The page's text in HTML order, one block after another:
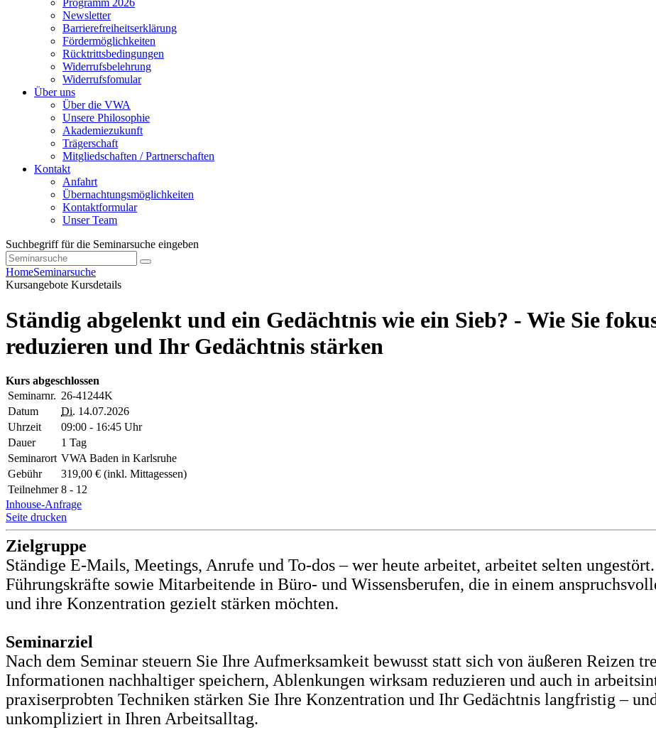
Programm 2026
Newsletter
Barrierefreiheitserklärung
Fördermöglichkeiten
Rücktrittsbedingungen
Widerrufsbelehrung
Widerrufsfomular
Über uns
Über die VWA
Unsere Philosophie
Akademiezukunft
Trägerschaft
Mitgliedschaften / Partnerschaften
Kontakt
Anfahrt
Übernachtungsmöglichkeiten
Kontaktformular
Unser Team
Suchbegriff für die Seminarsuche eingeben
HomeSeminarsuche
Kursangebote Kursdetails
Ständig abgelenkt und ein Gedächtnis wie ein Sieb? - Wie Sie
reduzieren und Ihr Gedächtnis stärken
Kurs abgeschlossen
Seminarnr. 26-41244K
Datum
Di. 14.07.2026
Uhrzeit
09:00 - 16:45 Uhr
Dauer
1 Tag
Seminarort VWA Baden in Karlsruhe
Gebühr
319,00 € (inkl. Mittagessen)
Teilnehmer 8 - 12
Inhouse-Anfrage
Seite drucken
Zielgruppe
Ständige E-Mails, Meetings, Anrufe und To-dos – wer heute arbeitet, arbeitet selten
Führungskräfte sowie Mitarbeitende in Büro- und Wissensberufen, die in einem
und ihre Konzentration gezielt stärken möchten.
Seminarziel
Nach dem Seminar steuern Sie Ihre Aufmerksamkeit bewusst statt sich von äußeren Reizen
Informationen nachhaltiger speichern, Ablenkungen wirksam reduzieren und auch in
praxiserprobten Techniken stärken Sie Ihre Konzentration und Ihr Gedächtnis langfristig –
unkompliziert in Ihren Arbeitsalltag.